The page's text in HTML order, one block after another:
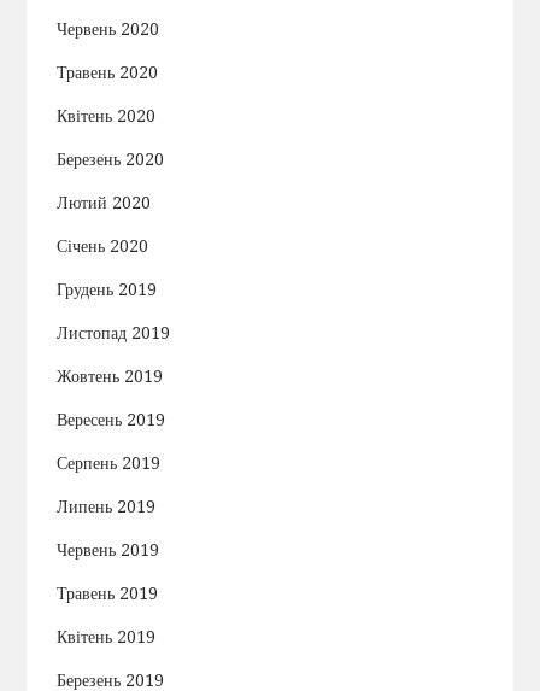
Червень 2020
Травень 2020
Квітень 2020
Березень 2020
Лютий 2020
Січень 2020
Грудень 2019
Листопад 2019
Жовтень 2019
Вересень 2019
Серпень 2019
Липень 2019
Червень 2019
Травень 2019
Квітень 2019
Березень 2019